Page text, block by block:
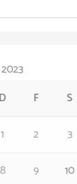
D F S
1
2 3
8 9 10